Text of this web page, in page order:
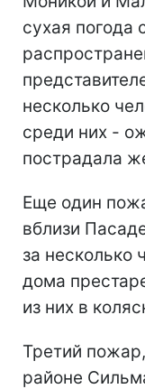
сухая погода
несколько
среди них -
пострадала
Еще один
вблизи
за несколько
дома
из них в
Третий
районе